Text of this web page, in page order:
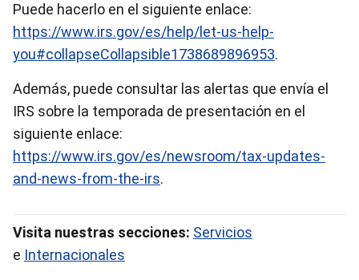
Puede hacerlo en el siguiente enlace:
https://www.irs.gov/es/help/let-us-help-
you#collapseCollapsible1738689896953.
Además, puede consultar las alertas que envía el
IRS sobre la temporada de presentación en el
siguiente enlace:
https://www.irs.gov/es/newsroom/tax-updates-
and-news-from-the-irs.
Visita nuestras secciones: Servicios
e Internacionales